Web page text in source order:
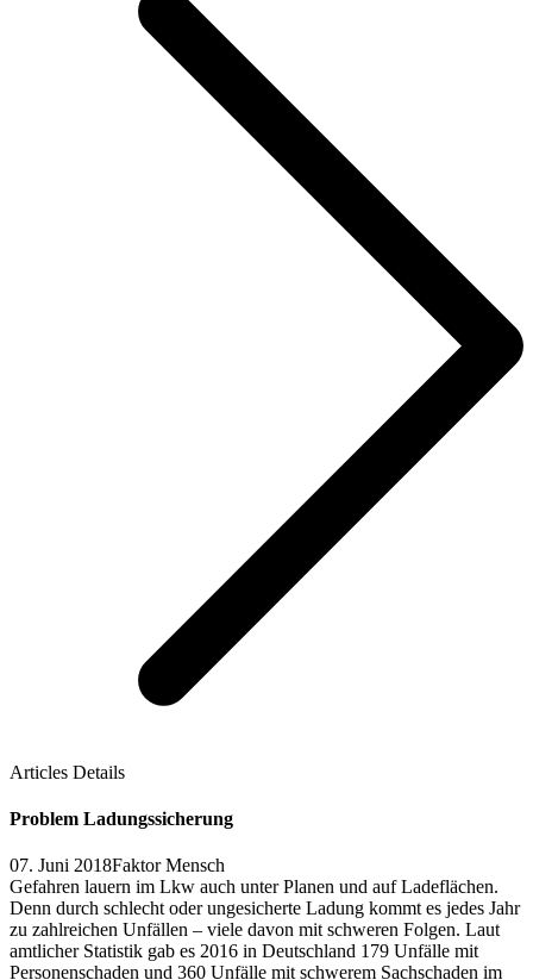
Articles Details
Problem Ladungssicherung
07. Juni 2018Faktor Mensch
Gefahren lauern im Lkw auch unter Planen und auf Ladeflächen.
Denn durch schlecht oder ungesicherte Ladung kommt es jedes Jahr
zu zahlreichen Unfällen – viele davon mit schweren Folgen. Laut
amtlicher Statistik gab es 2016 in Deutschland 179 Unfälle mit
Personenschaden und 360 Unfälle mit schwerem Sachschaden im